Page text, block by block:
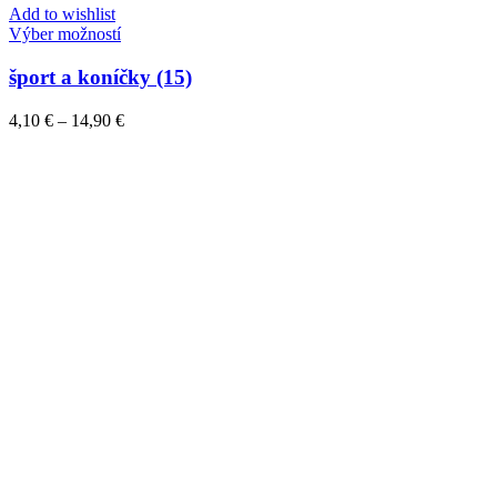
Add to wishlist
Výber možnostíTento
má
viacero
variantov.
Možnosti
šport a koníčky (15)
4,10 € – 14,90 €Price